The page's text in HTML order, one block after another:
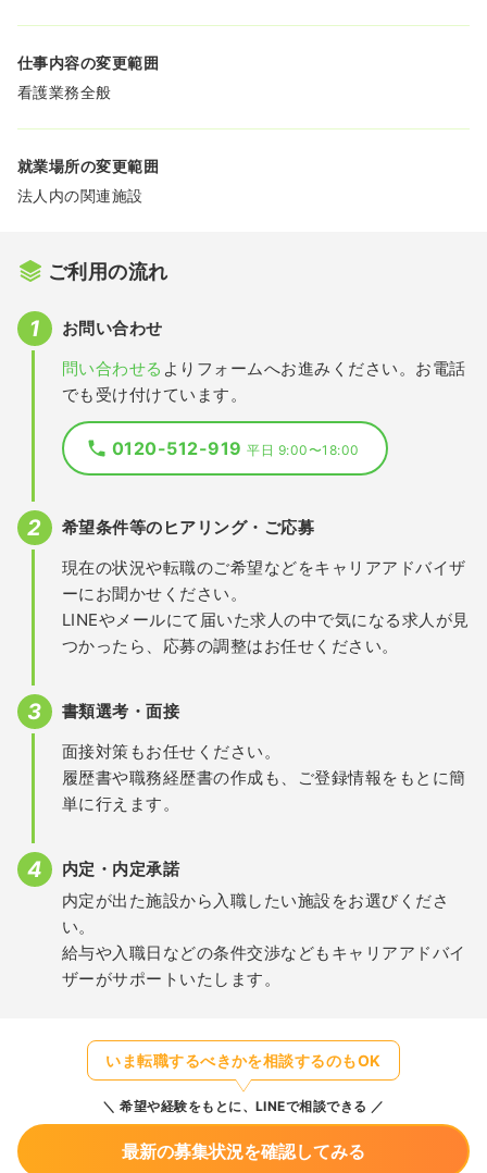
仕事内容の変更範囲
看護業務全般
就業場所の変更範囲
法人内の関連施設
ご利用の流れ
お問い合わせ
問い合わせる よりフォームへお進みください。お電話
でも受け付けています。
0120-512-919平日 9:00〜18:00
希望条件等のヒアリング・ご応募
現在の状況や転職のご希望などをキャリアアドバイザ
ーにお聞かせください。
LINEやメールにて届いた求人の中で気になる求人が見
つかったら、応募の調整はお任せください。
書類選考・面接
面接対策もお任せください。
履歴書や職務経歴書の作成も、ご登録情報をもとに簡
単に行えます。
内定・内定承諾
内定が出た施設から入職したい施設をお選びくださ
い。
給与や入職日などの条件交渉などもキャリアアドバイ
ザーがサポートいたします。
いま転職するべきかを相談するのもOK
希望や経験をもとに、LINEで相談できる
最新の募集状況を確認してみる